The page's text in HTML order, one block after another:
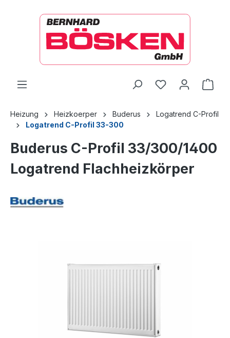
Heizung Heizkoerper Buderus
Logatrend C-Profil
Logatrend C-Profil 33-300
Buderus C-Profil 33/300/1400
Logatrend Flachheizkörper